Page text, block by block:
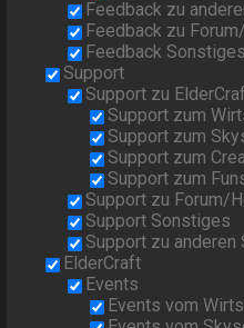
Feedback zu
Feedback zu
Feedback Sonstiges
Support
Support zu
Support zum
Support zum
Support zum
Support zum
Support zu Forum/
Support Sonstiges
Support zu anderen
ElderCraft
Events
Events vom